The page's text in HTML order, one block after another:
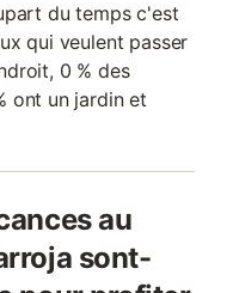
du temps c'est
qui veulent passer
0 % des
ont un jardin et
au
sont-